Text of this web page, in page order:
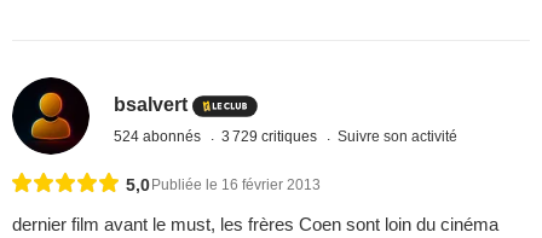
bsalvert
524 abonnés 3 729 critiques Suivre son activité
5,0 Publiée le 16 février 2013
dernier film avant le must, les frères Coen sont loin du cinéma